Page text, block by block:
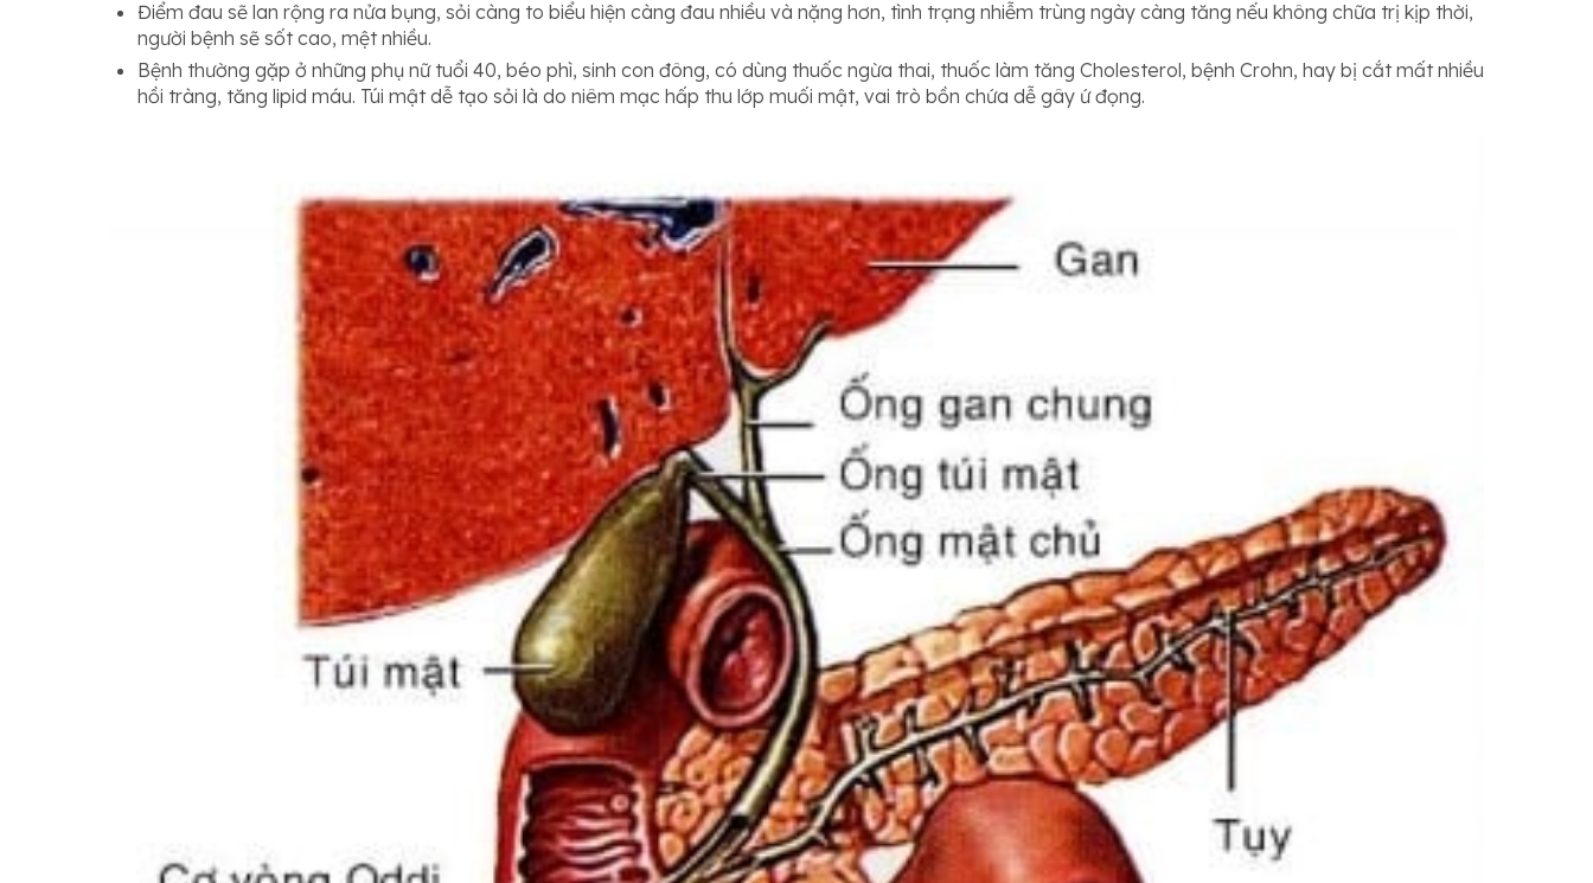
Điểm đau sẽ lan rộng ra nửa bụng, sỏi càng to biểu hiện càng đau nhiều và nặng hơn, tình trạng nhiễm trùng ngày càng tăng nếu không chữa trị kịp thời,
người bệnh sẽ sốt cao, mệt nhiều.
Bệnh thường gặp ở những phụ nữ tuổi 40, béo phì, sinh con đông, có dùng thuốc ngừa thai, thuốc làm tăng Cholesterol, bệnh Crohn, hay bị cắt mất nhiều
hồi tràng, tăng lipid máu. Túi mật dễ tạo sỏi là do niêm mạc hấp thu lớp muối mật, vai trò bồn chứa dễ gây ứ đọng.